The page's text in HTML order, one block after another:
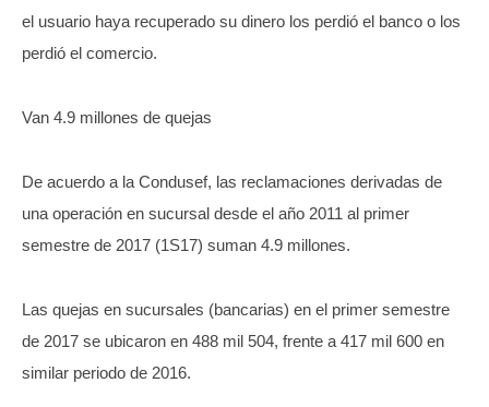
el usuario haya recuperado su dinero los perdió el banco o los
perdió el comercio.
Van 4.9 millones de quejas
De acuerdo a la Condusef, las reclamaciones derivadas de
una operación en sucursal desde el año 2011 al primer
semestre de 2017 (1S17) suman 4.9 millones.
Las quejas en sucursales (bancarias) en el primer semestre
de 2017 se ubicaron en 488 mil 504, frente a 417 mil 600 en
similar periodo de 2016.